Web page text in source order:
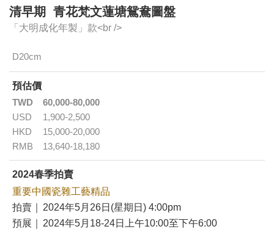
清早期 青花梵文蓮塘鴛鴦圖盤
「大明成化年製」款<br />
D20cm
預估價
TWD
60,000-80,000
USD
1,900-2,500
HKD
15,000-20,000
RMB
13,640-18,180
2024春季拍賣
重要中國瓷雜工藝精品
拍賣｜
2024年5月26日(星期日) 4:00pm
預展｜
2024年5月18-24日上午10:00至下午6:00